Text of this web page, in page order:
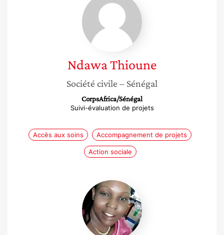
Thioune
NdawaThioune
Société civile – Sénégal
CorpsAfrica/Sénégal
Suivi-évaluation de projets
Accès aux soins Accompagnement de projets
Action sociale
Bidossèssi
Inès
Aguessy